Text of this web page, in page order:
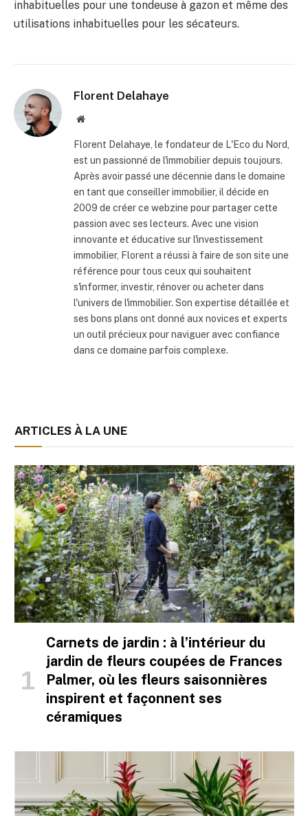
inhabituelles pour une tondeuse à gazon et même des
utilisations inhabituelles pour les sécateurs.
Florent Delahaye
Site
Florent Delahaye, le fondateur de L'Eco du Nord,
est un passionné de l'immobilier depuis toujours.
Après avoir passé une décennie dans le domaine
en tant que conseiller immobilier, il décide en
2009 de créer ce webzine pour partager cette
passion avec ses lecteurs. Avec une vision
innovante et éducative sur l'investissement
immobilier, Florent a réussi à faire de son site une
référence pour tous ceux qui souhaitent
s'informer, investir, rénover ou acheter dans
l'univers de l'immobilier. Son expertise détaillée et
ses bons plans ont donné aux novices et experts
un outil précieux pour naviguer avec confiance
dans ce domaine parfois complexe.
ARTICLES À LA UNE
Carnets de jardin : à l’intérieur du
jardin de fleurs coupées de Frances
Palmer, où les fleurs saisonnières
inspirent et façonnent ses
céramiques